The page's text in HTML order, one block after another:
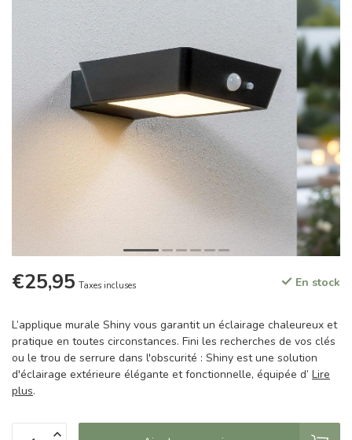
€25,95 Taxes incluses En stock
L’applique murale Shiny vous garantit un éclairage chaleureux et
pratique en toutes circonstances. Fini les recherches de vos clés
ou le trou de serrure dans l'obscurité : Shiny est une solution
d'éclairage extérieure élégante et fonctionnelle, équipée d’ Lire
plus.